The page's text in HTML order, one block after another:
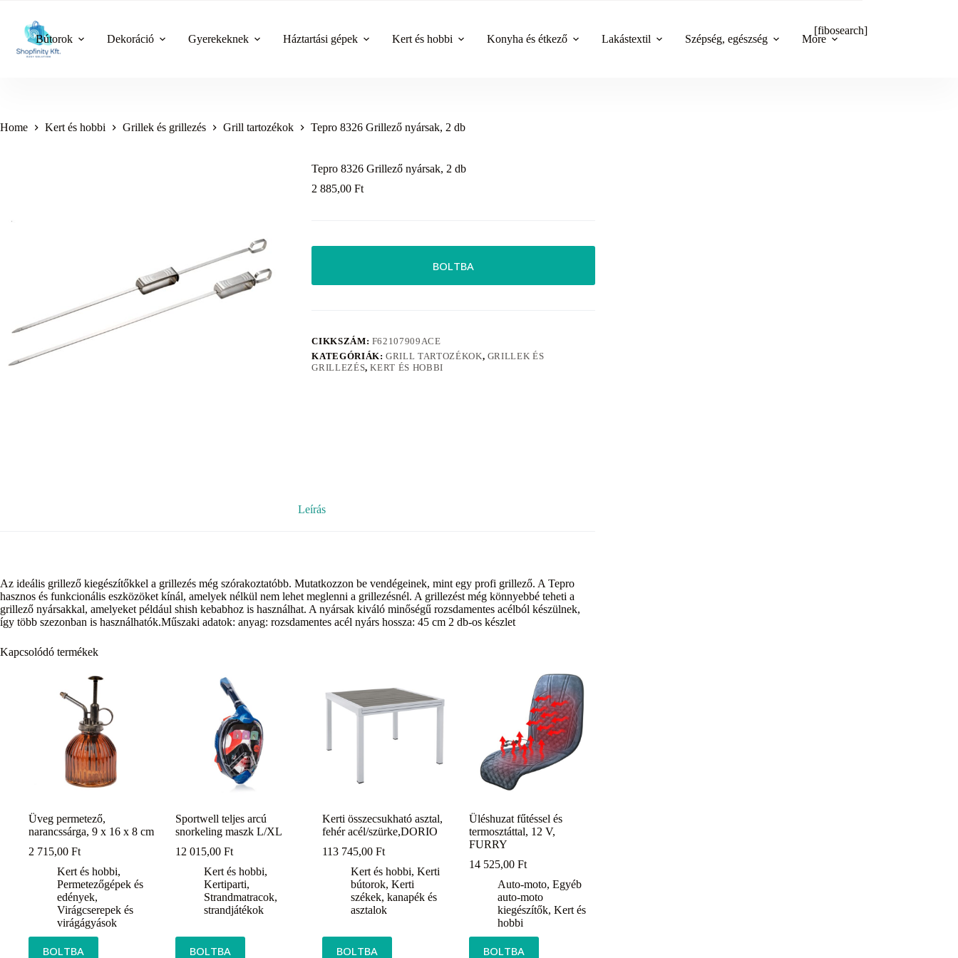
content
Bútorok Dekoráció Gyerekeknek Háztartási gépek Kert és hobbi Konyha és étkező Lakástextil Szépség, egészség More
[fibosearch]
Home Kert és hobbi Grillek és grillezés Grill tartozékok Tepro 8326 Grillező nyársak, 2 db
Tepro 8326 Grillező nyársak, 2 db
2 885,00Ft
BOLTBA
CIKKSZÁM: F62107909ACE
KATEGÓRIÁK:GRILL TARTOZÉKOK, GRILLEK ÉS
GRILLEZÉS,KERT ÉS HOBBI
Leírás
Az ideális grillező kiegészítőkkel a grillezés még szórakoztatóbb. Mutatkozzon be vendégeinek, mint egy profi grillező. A Tepro
hasznos és funkcionális eszközöket kínál, amelyek nélkül nem lehet meglenni a grillezésnél. A grillezést még könnyebbé teheti a
grillező nyársakkal, amelyeket például shish kebabhoz is használhat. A nyársak kiváló minőségű rozsdamentes acélból készülnek,
így több szezonban is használhatók.Műszaki adatok: anyag: rozsdamentes acél nyárs hossza: 45 cm 2 db-os készlet
Kapcsolódó termékek
Üveg permetező,
narancssárga, 9 x 16 x 8 cm
2 715,00 Ft
Kert és hobbi,
Permetezőgépek és
edények,
Virágcserepek és
virágágyások
BOLTBA
Sportwell teljes arcú
snorkeling maszk L/XL
12 015,00Ft
Kert és hobbi,
Kertiparti,
Strandmatracok,
strandjátékok
BOLTBA
Kerti összecsukható asztal,
fehér acél/szürke,DORIO
113 745,00Ft
Kert és hobbi,Kerti
bútorok,Kerti
székek, kanapék és
asztalok
BOLTBA
Üléshuzat fűtéssel és
termosztáttal, 12 V,
FURRY
14 525,00Ft
Auto-moto,Egyéb
auto-moto
kiegészítők,Kert és
hobbi
BOLTBA